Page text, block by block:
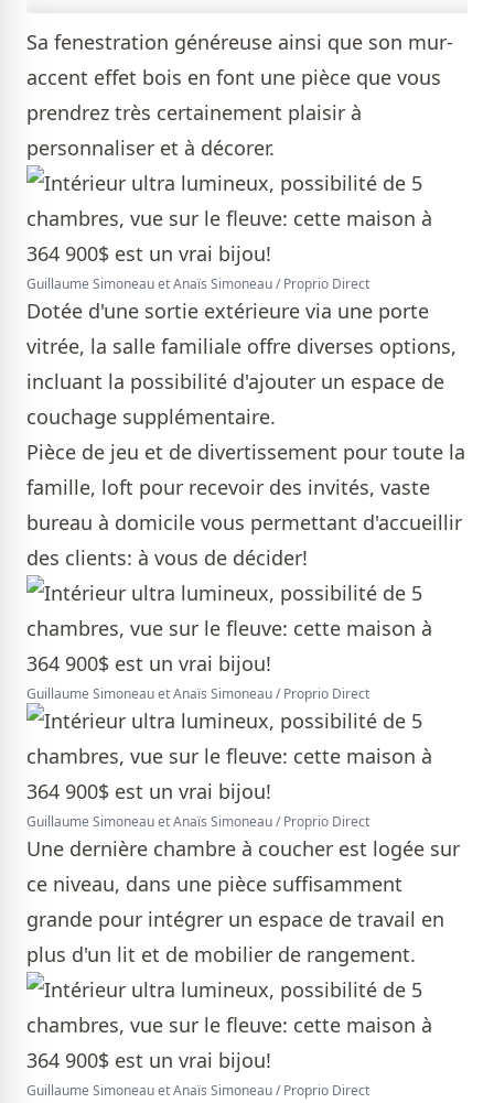
Sa fenestration généreuse ainsi que son mur-
accent effet bois en font une pièce que vous
prendrez très certainement plaisir à
personnaliser et à décorer.
Guillaume Simoneau et Anaïs Simoneau / Proprio Direct
Dotée d'une sortie extérieure via une porte
vitrée, la salle familiale offre diverses options,
incluant la possibilité d'ajouter un espace de
couchage supplémentaire.
Pièce de jeu et de divertissement pour toute la
famille, loft pour recevoir des invités, vaste
bureau à domicile vous permettant d'accueillir
des clients: à vous de décider!
Guillaume Simoneau et Anaïs Simoneau / Proprio Direct
Guillaume Simoneau et Anaïs Simoneau / Proprio Direct
Une dernière chambre à coucher est logée sur
ce niveau, dans une pièce suffisamment
grande pour intégrer un espace de travail en
plus d'un lit et de mobilier de rangement.
Guillaume Simoneau et Anaïs Simoneau / Proprio Direct